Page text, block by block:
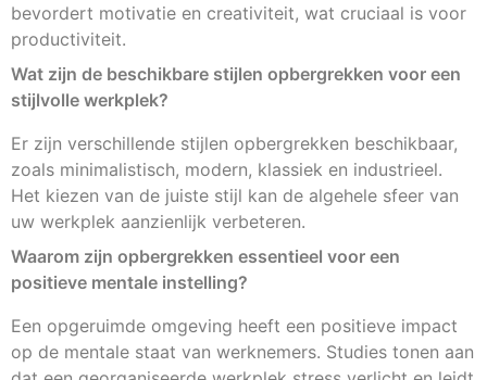
bevordert motivatie en creativiteit, wat cruciaal is voor
productiviteit.
Wat zijn de beschikbare stijlen opbergrekken voor een
stijlvolle werkplek?
Er zijn verschillende stijlen opbergrekken beschikbaar,
zoals minimalistisch, modern, klassiek en industrieel.
Het kiezen van de juiste stijl kan de algehele sfeer van
uw werkplek aanzienlijk verbeteren.
Waarom zijn opbergrekken essentieel voor een
positieve mentale instelling?
Een opgeruimde omgeving heeft een positieve impact
op de mentale staat van werknemers. Studies tonen aan